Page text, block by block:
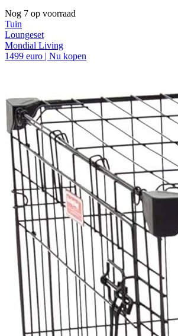
Nog 7 op voorraad
Tuin
Loungeset
Mondial Living
1499 euro | Nu kopen